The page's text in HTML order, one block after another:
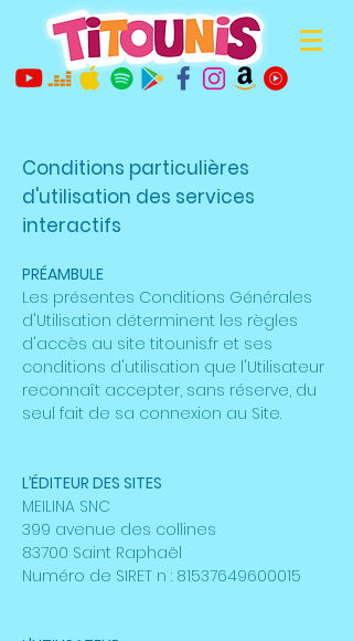
Conditions particulières
d'utilisation des services
interactifs
PRÉAMBULE
Les présentes Conditions Générales
d'Utilisation déterminent les règles
d'accès au site titounis.fr et ses
conditions d'utilisation que l'Utilisateur
reconnaît accepter, sans réserve, du
seul fait de sa connexion au Site.
L’ÉDITEUR DES SITES
MEILINA SNC
399 avenue des collines
83700 Saint Raphaël
Numéro de SIRET n : 81537649600015